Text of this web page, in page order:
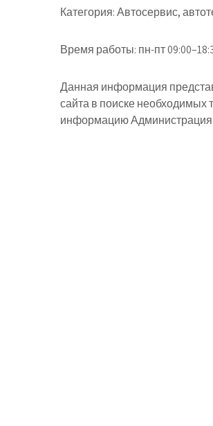
Категория:Автосервис,
Время работы: пн-пт
Данная информация
сайта в поиске
информацию Администрация